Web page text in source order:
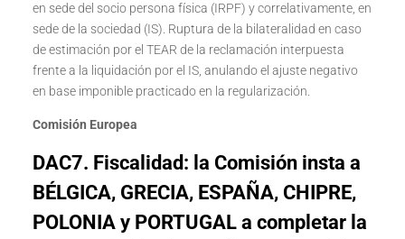
en sede del socio persona física (IRPF) y correlativamente, en
sede de la sociedad (IS). Ruptura de la bilateralidad en caso
de estimación por el TEAR de la reclamación interpuesta
frente a la liquidación por el IS, anulando el ajuste negativo
en base imponible practicado en la regularización.
Comisión Europea
DAC7. Fiscalidad: la Comisión insta a
BÉLGICA, GRECIA, ESPAÑA, CHIPRE,
POLONIA y PORTUGAL a completar la